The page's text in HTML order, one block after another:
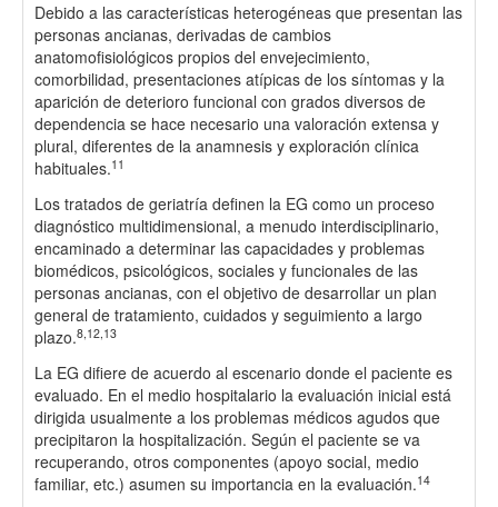
Debido a las características heterogéneas que presentan las
personas ancianas, derivadas de cambios
anatomofisiológicos propios del envejecimiento,
comorbilidad, presentaciones atípicas de los síntomas y la
aparición de deterioro funcional con grados diversos de
dependencia se hace necesario una valoración extensa y
plural, diferentes de la anamnesis y exploración clínica
habituales.11
Los tratados de geriatría definen la EG como un proceso
diagnóstico multidimensional, a menudo interdisciplinario,
encaminado a determinar las capacidades y problemas
biomédicos, psicológicos, sociales y funcionales de las
personas ancianas, con el objetivo de desarrollar un plan
general de tratamiento, cuidados y seguimiento a largo
plazo.8,12,13
La EG difiere de acuerdo al escenario donde el paciente es
evaluado. En el medio hospitalario la evaluación inicial está
dirigida usualmente a los problemas médicos agudos que
precipitaron la hospitalización. Según el paciente se va
recuperando, otros componentes (apoyo social, medio
familiar, etc.) asumen su importancia en la evaluación.14